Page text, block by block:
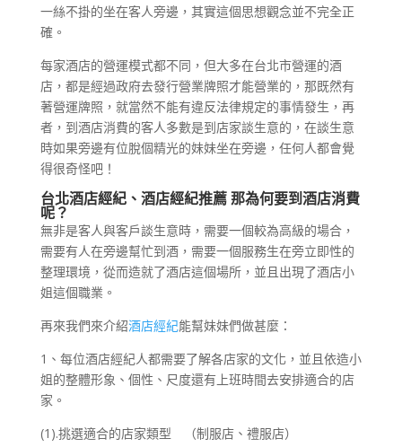
一絲不掛的坐在客人旁邊，其實這個思想觀念並不完全正
確。
每家酒店的營運模式都不同，但大多在台北市營運的酒
店，都是經過政府去發行營業牌照才能營業的，那既然有
著營運牌照，就當然不能有違反法律規定的事情發生，再
者，到酒店消費的客人多數是到店家談生意的，在談生意
時如果旁邊有位脫個精光的妹妹坐在旁邊，任何人都會覺
得很奇怪吧！
台北酒店經紀、酒店經紀推薦那為何要到酒店消費
呢？
無非是客人與客戶談生意時，需要一個較為高級的場合，
需要有人在旁邊幫忙到酒，需要一個服務生在旁立即性的
整理環境，從而造就了酒店這個場所，並且出現了酒店小
姐這個職業。
再來我們來介紹酒店經紀能幫妹妹們做甚麼：
1、每位酒店經紀人都需要了解各店家的文化，並且依造小
姐的整體形象、個性、尺度還有上班時間去安排適合的店
家。
(1).挑選適合的店家類型 （制服店、禮服店）